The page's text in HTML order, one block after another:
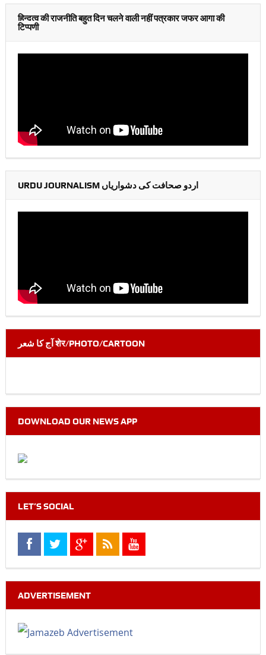
हिन्दुत्व की राजनीति बहुत दिन चलने वाली नहीं पत्रकार जफर आगा की
टिप्पणी
URDU JOURNALISM اردو صحافت کی دشواریاں
آج کا شعر शेर/PHOTO/CARTOON
DOWNLOAD OUR NEWS APP
LET’S SOCIAL
ADVERTISEMENT